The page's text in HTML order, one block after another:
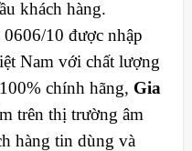
khách hàng.
10 được nhập
Nam với chất lượng
chính hãng, Gia
trên thị trường âm
hàng tin dùng và